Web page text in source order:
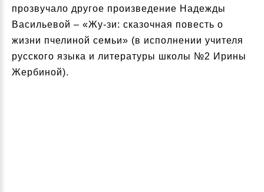
прозвучало другое произведение Надежды
Васильевой – «Жу-зи: сказочная повесть о
жизни пчелиной семьи» (в исполнении учителя
русского языка и литературы школы №2 Ирины
Жербиной).